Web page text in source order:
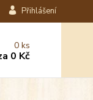
Přihlášení
0ks
0 Kč